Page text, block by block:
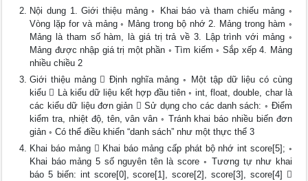
Nội dung 1. Giới thiệu mảng ◦ Khai báo và tham chiếu mảng ◦
Vòng lặp for và mảng ◦ Mảng trong bộ nhớ 2. Mảng trong hàm ◦
Mảng là tham số hàm, là giá trị trả về 3. Lập trình với mảng ◦
Mảng được nhập giá trị một phần ◦ Tìm kiếm ◦ Sắp xếp 4. Mảng
nhiều chiều 2
Giới thiệu mảng  Định nghĩa mảng ◦ Một tập dữ liệu có cùng
kiểu  Là kiểu dữ liệu kết hợp đầu tiên ◦ int, float, double, char là
các kiểu dữ liệu đơn giản  Sử dụng cho các danh sách: ◦ Điểm
kiểm tra, nhiệt độ, tên, vân vân ◦ Tránh khai báo nhiều biến đơn
giản ◦ Có thể điều khiển “danh sách” như một thực thể 3
Khai báo mảng  Khai báo mảng cấp phát bộ nhớ int score[5]; ◦
Khai báo mảng 5 số nguyên tên là score ◦ Tương tự như khai
báo 5 biến: int score[0], score[1], score[2], score[3], score[4] 